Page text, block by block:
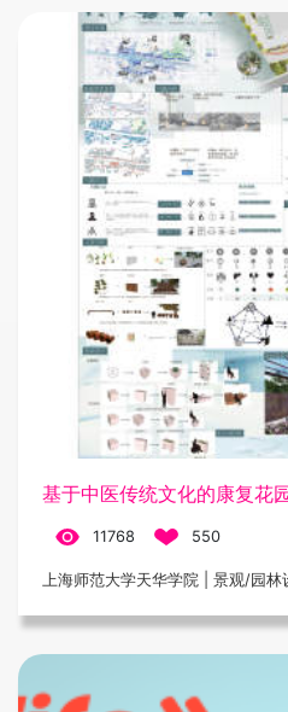
基于中医传统文化的康复花
11768 550
上海师范大学天华学院 | 景观/园林